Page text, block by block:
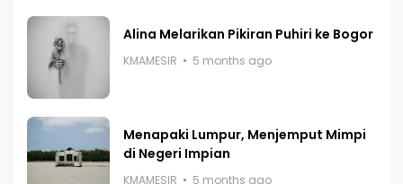
Alina Melarikan Pikiran Puhiri ke Bogor
KMAMESIR 5 months ago
Menapaki Lumpur, Menjemput Mimpi
di Negeri Impian
KMAMESIR 5 months ago